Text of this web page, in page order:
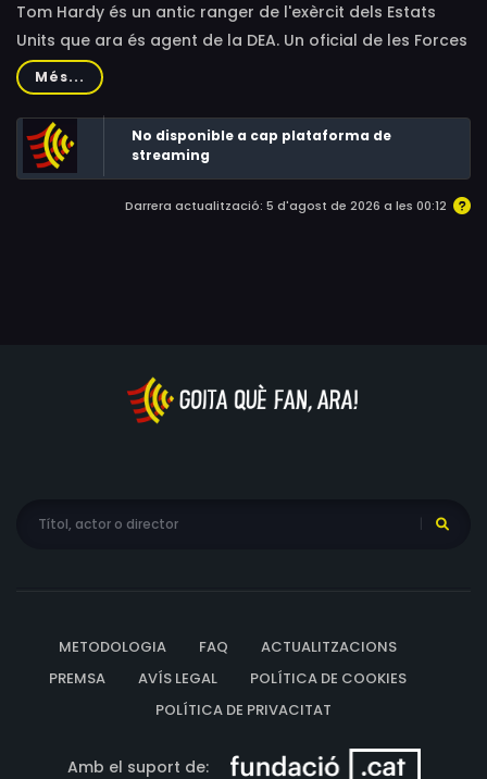
Ruppert, Timothy S. Wester, Chris Byrne, Curtis Ricks,
Charles L. Fails
Tom Hardy és un antic ranger de l'exèrcit dels Estats
Units que ara és agent de la DEA. Un oficial de les Forces
Especials de l'exèrcit i alguns dels seus soldats han
desaparegut misteriosament enmig d'un huracà mentre
feien unes maniobres rutinàries. Apareixen només dos
supervivents, però no volen col·laborar amb la capitana
Julia Osborne de la policia militar. El coronel Bill Styles,
comandant de la base dels desapareguts, li demanarà
Més...
No disponible a cap plataforma de
streaming
Darrera actualització: 5 d'agost de 2026 a les 00:12
METODOLOGIA FAQ
ACTUALITZACIONS
PREMSA
AVÍS LEGAL
POLÍTICA DE COOKIES
POLÍTICA DE PRIVACITAT
Amb el suport de: